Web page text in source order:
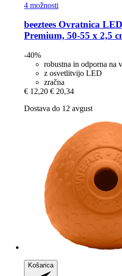
4 možnosti
beeztees Ovratnica
Premium, 50-​55 x 2,5
-40%
robustna in odporna na
z osvetlitvijo LED
zračna
€ 12,20 € 20,34
Dostava do 12 avgust
Košarica